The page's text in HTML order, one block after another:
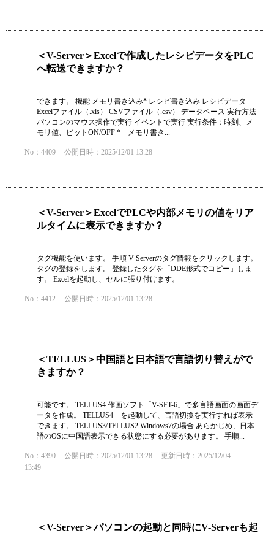
＜V-Server＞Excelで作成したレシピデータをPLC
へ転送できますか？
できます。 機能 メモリ書き込み* レシピ書き込み レシピデータ
Excelファイル（.xls） CSVファイル（.csv） データベース 実行方法
パソコンのマウス操作で実行 イベントで実行 実行条件：時刻、メ
モリ値、ビットON/OFF *「メモリ書き...
No：4409 公開日時：2025/12/01 13:28
＜V-Server＞ExcelでPLCや内部メモリの値をリア
ルタイムに表示できますか？
タグ機能を使います。 手順 V-Serverのタグ情報をクリックします。
タグの登録をします。 登録したタグを「DDE形式でコピー」しま
す。 Excelを起動し、セルに張り付けます。
No：4412 公開日時：2025/12/01 13:28
＜TELLUS＞中国語と日本語で言語切り替えがで
きますか？
可能です。 TELLUS4 作画ソフト「V-SFT-6」で多言語画面の画面デ
ータを作成。 TELLUS4 を起動して、言語切換を実行すれば表示
できます。 TELLUS3/TELLUS2 Windows7の場合 あらかじめ、日本
語のOSに中国語表示できる状態にする必要があります。 手順...
No：4390 公開日時：2025/12/01 13:28
更新日時：2025/12/04
13:49
＜V-Server＞パソコンの起動と同時にV-Serverも起